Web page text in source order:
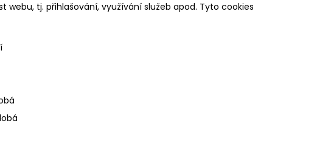
webu, tj. přihlašování, využívání služeb apod. Tyto cookies